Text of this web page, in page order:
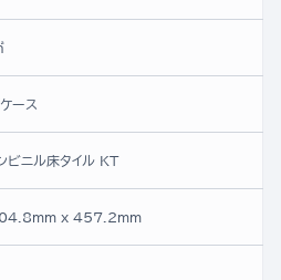
ース
ビニル床タイル KT
x 457.2mm